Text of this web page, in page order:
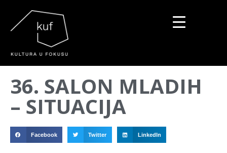
36. SALON MLADIH
– SITUACIJA
Facebook Twitter LinkedIn
▼
▼